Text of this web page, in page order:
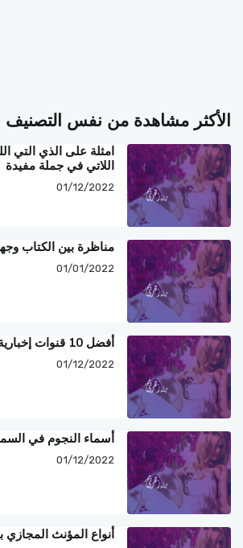
الأكثر مشاهدة من نفس التصنيف
امثلة على الذي التي
اللاتي في جملة مفيدة
01/12/2022
مناظرة بين الكتاب
01/01/2022
أفضل 10 قنوات إخبارية في العالم
01/12/2022
أسماء النجوم في
01/12/2022
أنواع المؤنث المجازي